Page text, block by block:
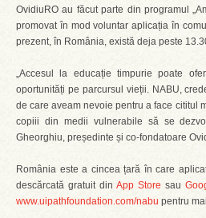
OvidiuRO au făcut parte din programul
promovat în mod voluntar aplicația în
prezent, în România, există deja peste
„Accesul la educație timpurie poate
oportunități pe parcursul vieții. NABU,
de care aveam nevoie pentru a face cititul
copiii din medii vulnerabile să se
Gheorghiu, președinte și co-fondatoare
România este a cincea țară în care
descărcată gratuit din App Store sau
www.uipathfoundation.com/nabu pentru